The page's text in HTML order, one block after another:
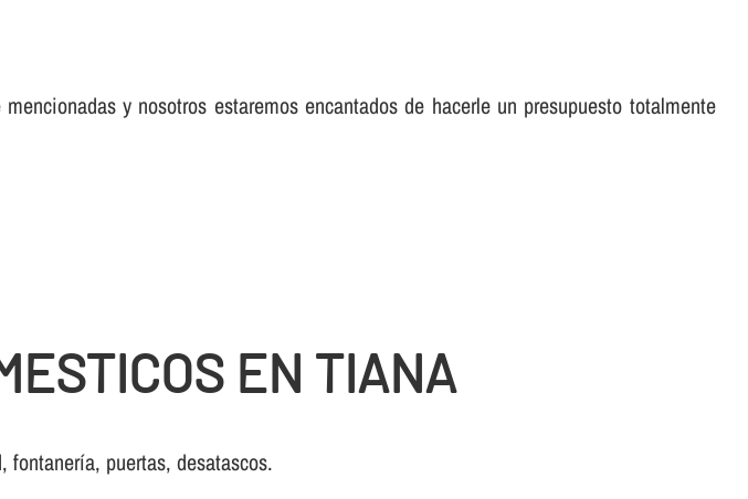
y nosotros estaremos encantados de hacerle un presupuesto totalmente
EN TIANA
puertas, desatascos.